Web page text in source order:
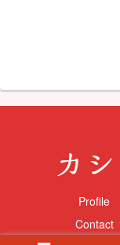
Profile
Contact